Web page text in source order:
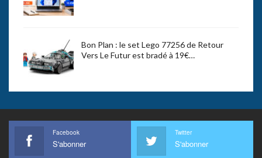
Bon Plan : le set Lego 77256 de Retour
Vers Le Futur est bradé à 19€…
Facebook
S'abonner
Twitter
S'abonner